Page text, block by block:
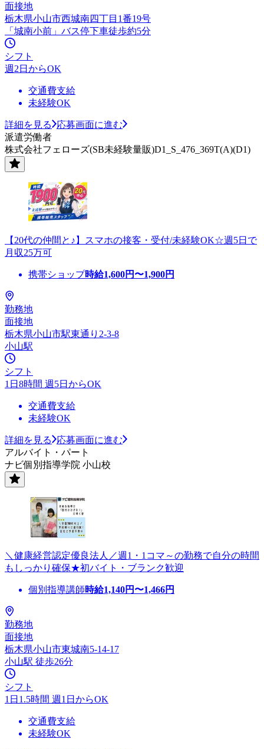
面接地
栃木県小山市西城南四丁目1番19号
「城南小前」バス停下車徒歩約5分
シフト
週2日からOK
交通費支給
未経験OK
詳細を見る
応募画面に進む
派遣労働者
株式会社フェローズ(SB未経験量販)D1_S_476_369T(A)(D1)
【20代の仲間と♪】スマホの接客・受付/未経験OK☆週5日で
月収25万可
携帯ショップ時給1,600円〜1,900円
勤務地
面接地
栃木県小山市駅東通り2-3-8
小山駅
シフト
1日8時間 週5日からOK
交通費支給
未経験OK
詳細を見る
応募画面に進む
アルバイト・パート
ナビ個別指導学院 小山校
＼健康経営認定優良法人／週1・1コマ～の勤務で自分の時間
もしっかり確保★初バイト・ブランク歓迎
個別指導講師時給1,140円〜1,466円
勤務地
面接地
栃木県小山市東城南5-14-17
小山駅 徒歩26分
シフト
1日1.5時間 週1日からOK
交通費支給
未経験OK